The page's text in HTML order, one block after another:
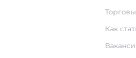
Как